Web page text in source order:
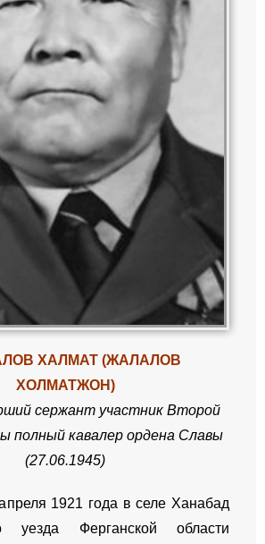
ХАЛМАТ (ЖАЛАЛОВ
ХОЛМАТЖОН)
сержант участник Второй
полный кавалер ордена Славы
(27.06.1945)
1921 года в селе Ханабад
уезда Ферганской области